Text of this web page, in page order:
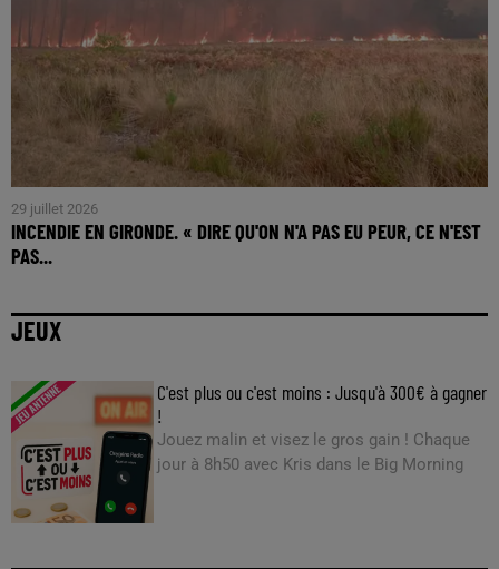
29 juillet 2026
INCENDIE EN GIRONDE. « DIRE QU'ON N'A PAS EU PEUR, CE N'EST
PAS...
JEUX
C'est plus ou c'est moins : Jusqu'à 300€ à gagner
!
Jouez malin et visez le gros gain ! Chaque
jour à 8h50 avec Kris dans le Big Morning